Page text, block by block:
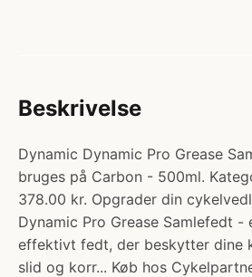
Beskrivelse
Dynamic Dynamic Pro Grease
bruges på Carbon - 500ml.
378.00 kr. Opgrader din
Dynamic Pro Grease Samlefedt -
effektivt fedt, der beskytter dine
slid og korr... Køb hos